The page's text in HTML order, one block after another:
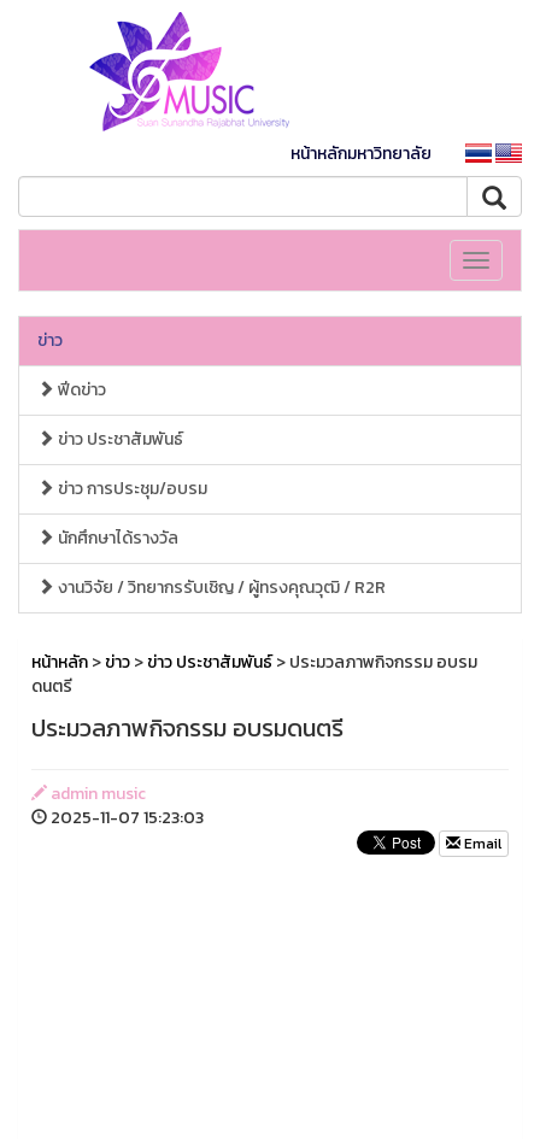
หน้าหลักมหาวิทยาลัย
Toggle
ข่าว
ฟีดข่าว
ข่าว ประชาสัมพันธ์
ข่าว การประชุม/อบรม
นักศึกษาได้รางวัล
งานวิจัย / วิทยากรรับเชิญ / ผู้ทรงคุณวุฒิ / R2R
หน้าหลัก>ข่าว>ข่าว ประชาสัมพันธ์> ประมวลภาพกิจกรรม อบรม
ดนตรี
ประมวลภาพกิจกรรม อบรมดนตรี
admin music
2025-11-07 15:23:03
Email